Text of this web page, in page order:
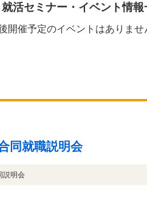
活セミナー・イベント情報
開催予定のイベントはありませ
同就職説明会
説明会